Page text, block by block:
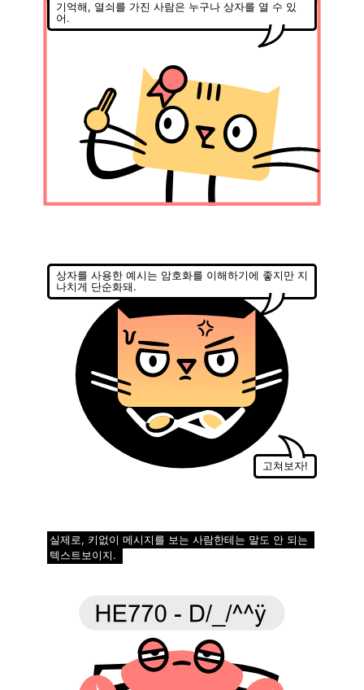
기억해, 열쇠를 가진 사람은 누구나 상자를 열 수 있
어.
상자를 사용한 예시는 암호화를 이해하기에 좋지만 지
나치게 단순화돼.
고쳐보자!
실제로, 키없이 메시지를 보는 사람한테는 말도 안 되는
텍스트보이지.